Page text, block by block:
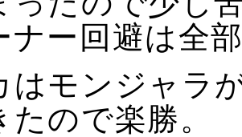
ナー回避は全
はモンジャラ
たので楽勝。